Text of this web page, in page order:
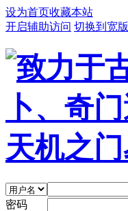
设为首页收藏本站
开启辅助访问 切换到宽版
密码